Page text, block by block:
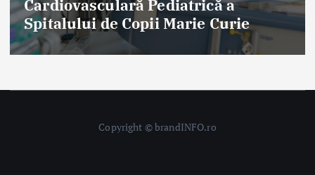
aniversat 30 de ani în industria
frumuseții
Copyright © brandINFO.ro